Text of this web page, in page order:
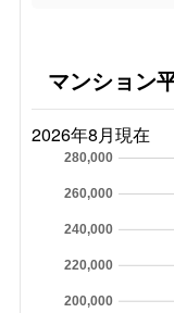
マンション
2026年8月現在
200,000
220,000
240,000
260,000
280,000